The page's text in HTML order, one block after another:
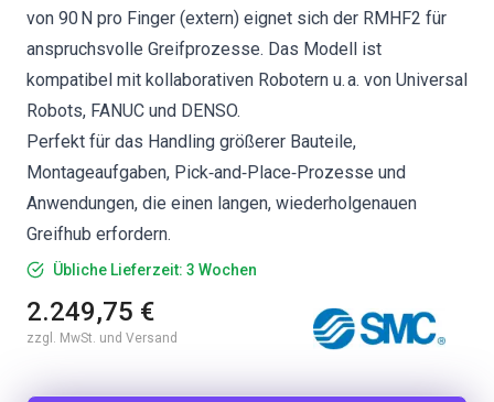
von 90 N pro Finger (extern) eignet sich der RMHF2 für
anspruchsvolle Greifprozesse. Das Modell ist
kompatibel mit kollaborativen Robotern u. a. von Universal
Robots, FANUC und DENSO.
Perfekt für das Handling größerer Bauteile,
Montageaufgaben, Pick‑and‑Place‑Prozesse und
Anwendungen, die einen langen, wiederholgenauen
Greifhub erfordern.
Übliche Lieferzeit: 3 Wochen
2.249,75 €
zzgl. MwSt. und Versand